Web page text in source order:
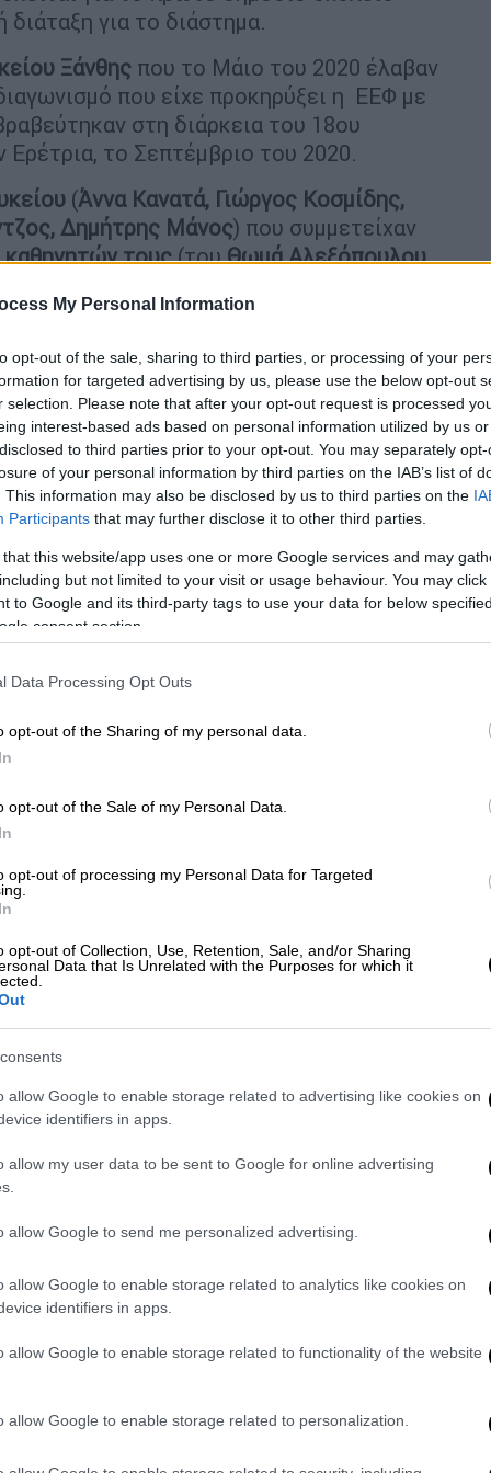
My Personal Information
opt-out of the sale, sharing to third parties, or processing of your
for targeted advertising by us, please use the below opt-out
selection. Please note that after your opt-out request is processed
interest-based ads based on personal information utilized by us
to third parties prior to your opt-out. You may separately
of your personal information by third parties on the IAB’s list of
This information may also be disclosed by us to third parties on the
Participants that may further disclose it to other third parties.
that this website/app uses one or more Google services and may
but not limited to your visit or usage behaviour. You may
to Google and its third-party tags to use your data for below
consent section.
Data Processing Opt Outs
opt-out of the Sharing of my personal data.
opt-out of the Sale of my Personal Data.
opt-out of processing my Personal Data for Targeted
opt-out of Collection, Use, Retention, Sale, and/or Sharing
Data that Is Unrelated with the Purposes for which it
allow Google to enable storage related to advertising like cookies on
identifiers in apps.
allow my user data to be sent to Google for online advertising
allow Google to send me personalized advertising.
allow Google to enable storage related to analytics like cookies on
identifiers in apps.
allow Google to enable storage related to functionality of the website
allow Google to enable storage related to personalization.
για το διάστημα.
Ξάνθης που το Μάιο του 2020 έλαβαν
που είχε προκηρύξει η ΕΕΦ με
στη διάρκεια του 18ου
το Σεπτέμβριο του 2020.
(Άννα Κανατά, Γιώργος Κοσμίδης,
Δημήτρης Μάνος) που συμμετείχαν
τους(τουΘωμά Αλεξόπουλου,
, Φυσικού), υλοποίησαν ένα
ταξίδεψε τελικά πάνω από τη γη, σε
ένανειδικά διαμορφωμένο πύραυλοπου
τον κόσμο.
διαγωνισμούπου είχε προκηρύξει η ΕΕΦ,
ΗΠΑ στην Αθήνα, του Οργανισμού
ευρωπαϊκής πρωτοβουλίας Space EU,
να υποβάλλουν τις προτάσειςκαι
που θαταξίδευε στη στρατόσφαιρα.
διαστάσεις και προδιαγραφές,
καινοτόμου πειράματος σε συνθήκες
υλοποίηση διαστημικών ταξιδιών σε
Ξάνθης
μαζί με άλλες διατάξεις από
διαστημικής εταιρείας BLUE ORIGIN.
την κάψουλα με τα πειράματα στη
Εκεί, θα έμενε για σύντομο
επέστρεφε πίσω στη Γη. Δυστυχώς, η
κατά πολύ την εκτόξευση του
τελικά πριν από λίγες μέρες, και
ημέρα του αγιασμού για την έναρξη της
τα παιδιά και οι καθηγητές σύστησαν
Γιώτα Μαλέτσκα, Θανάσης
Μαυροδή, Γεωργία Τσούγα
να δουλεύουν μεθοδικά πάνω στην
από την ΕΕΦ προκειμένου να
χημικά και ο εξοπλισμός ώστε να
σημαντική ήταν η βοήθεια του
-
Βιολογίας & Γενετικής του ΔΠΘ
(Democritus Racing Team).